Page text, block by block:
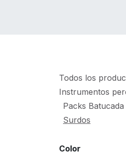
Todos los
Instrumentos
Packs Batucada
Surdos
Color